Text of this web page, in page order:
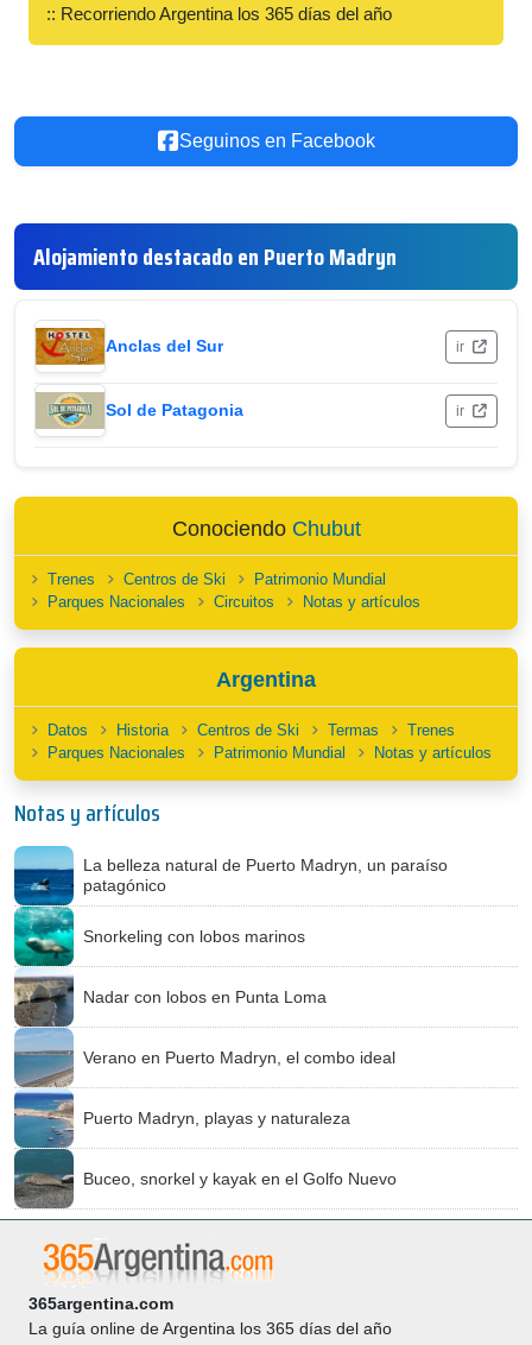
:: Recorriendo Argentina los 365 días del año
Seguinos en Facebook
Alojamiento destacado en Puerto Madryn
Anclas del Sur ir
Sol de Patagonia ir
Conociendo Chubut
Trenes Centros de Ski
Patrimonio Mundial
Parques Nacionales
Circuitos Notas y artículos
Argentina
Datos Historia Centros de Ski Termas
Trenes
Parques Nacionales
Patrimonio Mundial Notas y artículos
Notas y artículos
La belleza natural de Puerto Madryn, un paraíso
patagónico
Snorkeling con lobos marinos
Nadar con lobos en Punta Loma
Verano en Puerto Madryn, el combo ideal
Puerto Madryn, playas y naturaleza
Buceo, snorkel y kayak en el Golfo Nuevo
365argentina.com
La guía online de Argentina los 365 días del año